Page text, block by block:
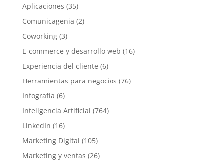
Aplicaciones (35)
Comunicagenia (2)
Coworking(3)
E-commerce y desarrollo web (16)
Experiencia del cliente (6)
Herramientas para negocios (76)
Infografía (6)
Inteligencia Artificial (764)
LinkedIn (16)
Marketing Digital (105)
Marketing y ventas (26)